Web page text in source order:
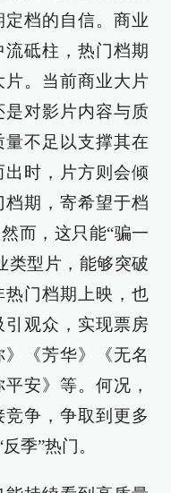
档的自信。商业
砥柱，热门档期
片。当前商业大片
对影片内容与质
不足以支撑其在
时，片方则会倾
期，寄希望于档
而，这只能“骗一
类型片，能够突破
门档期上映，也
观众，实现票房
《芳华》《无名
安》等。何况，
争，争取到更多
季”热门。